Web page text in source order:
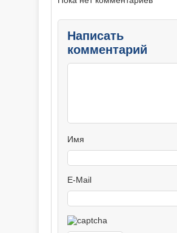
Написать
комментарий
Имя
E-Mail